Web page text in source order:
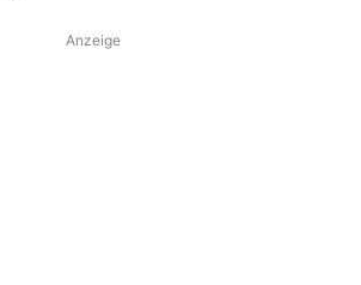
Anzeige